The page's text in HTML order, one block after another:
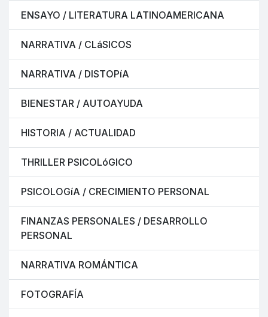
ENSAYO / LITERATURA LATINOAMERICANA
NARRATIVA / CLáSICOS
NARRATIVA / DISTOPíA
BIENESTAR / AUTOAYUDA
HISTORIA / ACTUALIDAD
THRILLER PSICOLóGICO
PSICOLOGíA / CRECIMIENTO PERSONAL
FINANZAS PERSONALES / DESARROLLO
PERSONAL
NARRATIVA ROMÁNTICA
FOTOGRAFÍA